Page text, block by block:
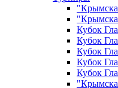
Кубок
Кубок
Кубок
Кубок
Кубок